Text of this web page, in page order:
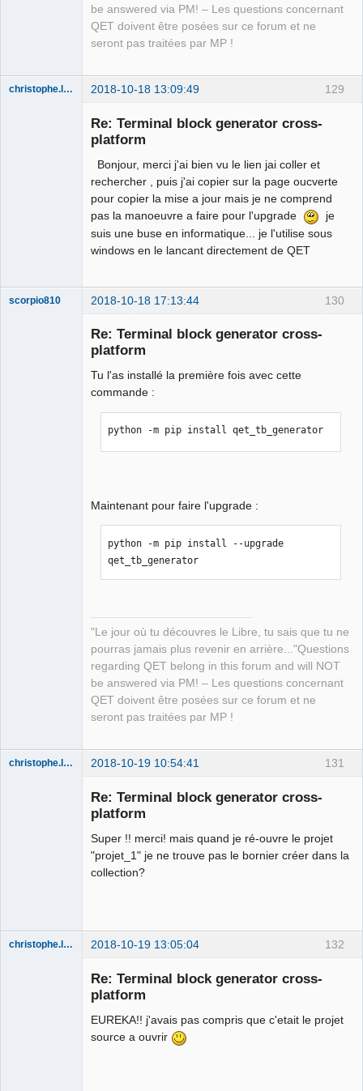
be answered via PM! – Les questions concernant
QET doivent être posées sur ce forum et ne
seront pas traitées par MP !
129
christophe.lemaitre 2018-10-18 13:09:49
Re: Terminal block generator cross-
platform
Bonjour, merci j'ai bien vu le lien jai coller et
rechercher , puis j'ai copier sur la page oucverte
pour copier la mise a jour mais je ne comprend
pas la manoeuvre a faire pour l'upgrade
je
suis une buse en informatique... je l'utilise sous
windows en le lancant directement de QET
130
scorpio810 2018-10-18 17:13:44
Re: Terminal block generator cross-
platform
Tu l'as installé la première fois avec cette
commande :
python -m pip install qet_tb_generator
Maintenant pour faire l'upgrade :
python -m pip install --upgrade
qet_tb_generator
"Le jour où tu découvres le Libre, tu sais que tu ne
pourras jamais plus revenir en arrière..."Questions
regarding QET belong in this forum and will NOT
be answered via PM! – Les questions concernant
QET doivent être posées sur ce forum et ne
seront pas traitées par MP !
131
christophe.lemaitre 2018-10-19 10:54:41
Re: Terminal block generator cross-
platform
Super !! merci! mais quand je ré-ouvre le projet
"projet_1" je ne trouve pas le bornier créer dans la
collection?
132
christophe.lemaitre 2018-10-19 13:05:04
Re: Terminal block generator cross-
platform
EUREKA!! j'avais pas compris que c'etait le projet
source a ouvrir